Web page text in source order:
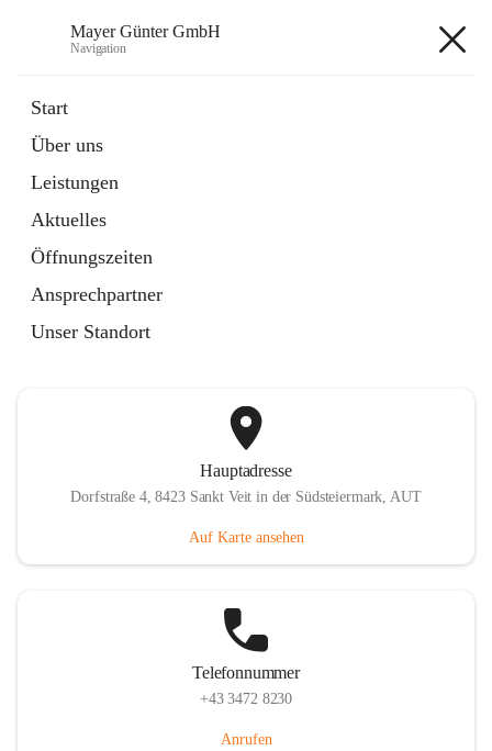
Mayer Günter GmbH
Navigation
Start
Über uns
Leistungen
Aktuelles
Öffnungszeiten
Ansprechpartner
Unser Standort
Artikel
in
Tab
TRANSPORTE
Artikel
öffnet
in
neuem
Tab
Hauptadresse
Dorfstraße 4, 8423 Sankt Veit in der Südsteiermark, AUT
Auf Karte ansehen
Telefonnummer
+43 3472 8230
Anrufen